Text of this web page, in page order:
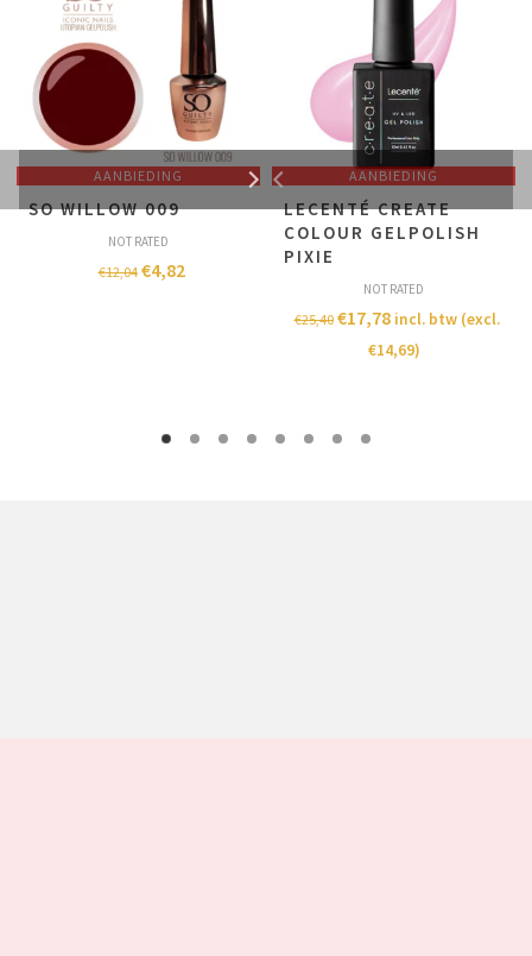
AANBIEDING
SO WILLOW 009
NOT RATED
€12,04 €4,82
AANBIEDING
LECENTÉ CREATE
COLOUR GELPOLISH
PIXIE
NOT RATED
€25,40 €17,78 incl. btw (excl.
€14,69)